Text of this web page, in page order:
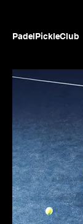
PadelPickleClub